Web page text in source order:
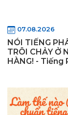
07.08.2026
NÓI TIẾNG
TRÔI CHẢY Ở
HÀNG! - Tiếng